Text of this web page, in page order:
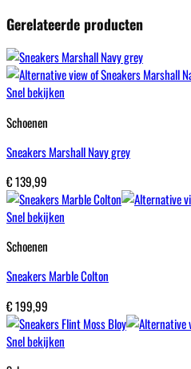
Gerelateerde producten
Snel bekijken
Schoenen
Sneakers Marshall Navy grey
€139,99
Snel bekijken
Schoenen
Sneakers Marble Colton
€199,99
Snel bekijken